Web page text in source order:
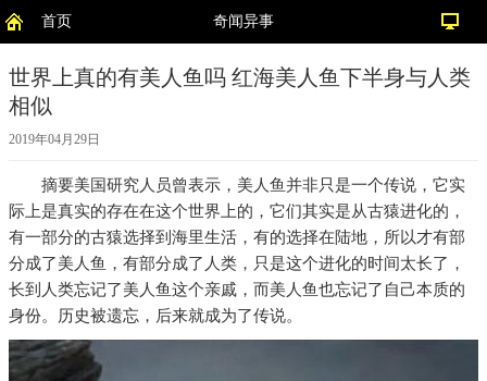
首页 奇闻异事
世界上真的有美人鱼吗 红海美人鱼下半身与人类
相似
2019年04月29日
摘要美国研究人员曾表示，美人鱼并非只是一个传说，它实
际上是真实的存在在这个世界上的，它们其实是从古猿进化的，
有一部分的古猿选择到海里生活，有的选择在陆地，所以才有部
分成了美人鱼，有部分成了人类，只是这个进化的时间太长了，
长到人类忘记了美人鱼这个亲戚，而美人鱼也忘记了自己本质的
身份。历史被遗忘，后来就成为了传说。